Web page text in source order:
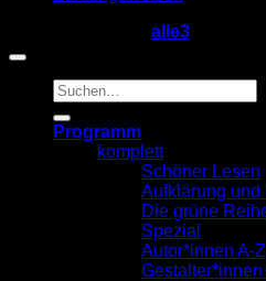
alle3
Suche
nach:
Programm
komplett
Schöner Lesen
Aufklärung und
Die grüne
Spezial
Autor*innen A-Z
Gestalter*innen